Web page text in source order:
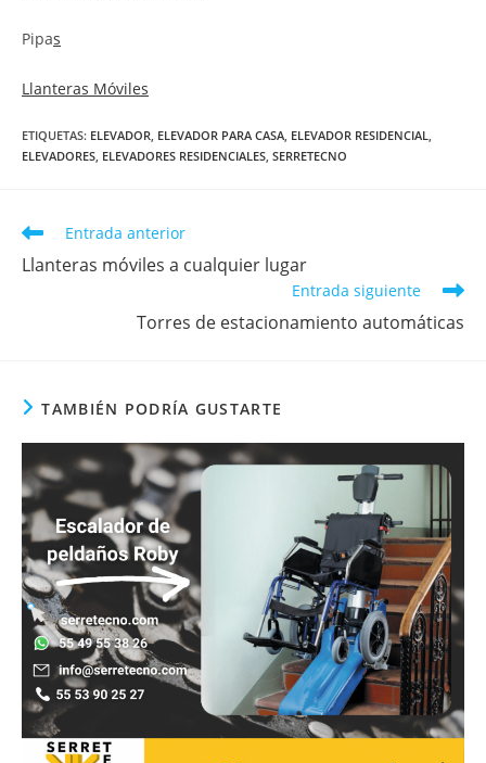
Pipas
Llanteras Móviles
ETIQUETAS: ELEVADOR ELEVADOR PARA CASA ELEVADOR RESIDENCIAL
ELEVADORES ELEVADORES RESIDENCIALES SERRETECNO
Entrada anterior
Llanteras móviles a cualquier lugar
Entrada siguiente
Torres de estacionamiento automáticas
TAMBIÉN PODRÍA GUSTARTE